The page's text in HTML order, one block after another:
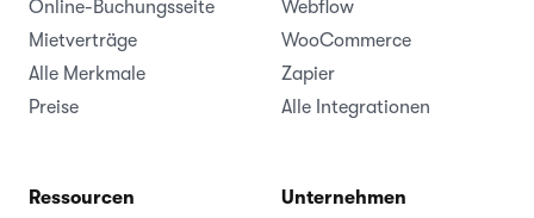
Online-Buchungsseite
Mietverträge
Alle Merkmale
Preise
Webflow
WooCommerce
Zapier
Alle Integrationen
Ressourcen
Unternehmen